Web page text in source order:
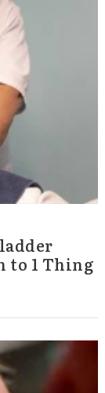
to 1 Thing